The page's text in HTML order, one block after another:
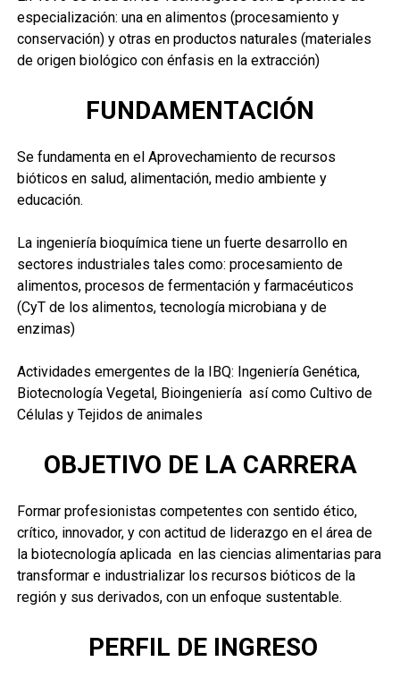
especialización: una en alimentos (procesamiento y
conservación) y otras en productos naturales (materiales
de origen biológico con énfasis en la extracción)
FUNDAMENTACIÓN
Se fundamenta en el Aprovechamiento de recursos
bióticos en salud, alimentación, medio ambiente y
educación.
La ingeniería bioquímica tiene un fuerte desarrollo en
sectores industriales tales como: procesamiento de
alimentos, procesos de fermentación y farmacéuticos
(CyT de los alimentos, tecnología microbiana y de
enzimas)
Actividades emergentes de la IBQ: Ingeniería Genética,
Biotecnología Vegetal, Bioingeniería así como Cultivo de
Células y Tejidos de animales
OBJETIVO DE LA CARRERA
Formar profesionistas competentes con sentido ético,
crítico, innovador, y con actitud de liderazgo en el área de
la biotecnología aplicada en las ciencias alimentarias para
transformar e industrializar los recursos bióticos de la
región y sus derivados, con un enfoque sustentable.
PERFIL DE INGRESO